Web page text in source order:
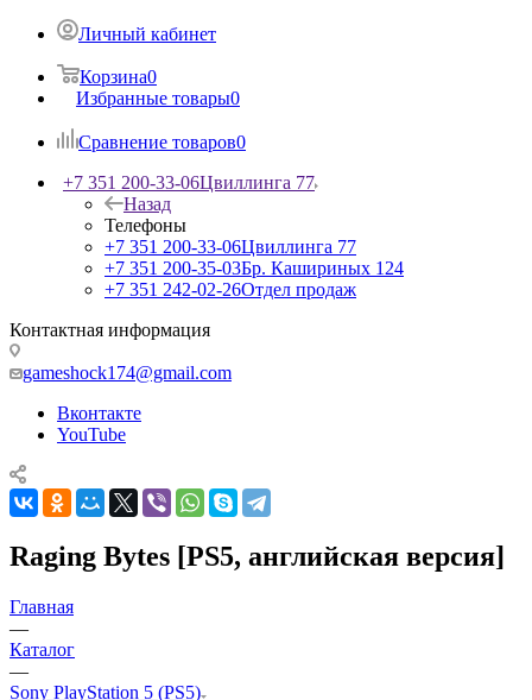
Личный кабинет
Корзина0
Избранные товары0
Сравнение товаров0
+7 351 200-33-06Цвиллинга 77
Назад
Телефоны
+7 351 200-33-06Цвиллинга 77
+7 351 200-35-03Бр. Кашириных 124
+7 351 242-02-26Отдел продаж
Контактная информация
gameshock174@gmail.com
Вконтакте
YouTube
Raging Bytes [PS5, английская версия]
Главная
—
Каталог
—
Sony PlayStation 5 (PS5)